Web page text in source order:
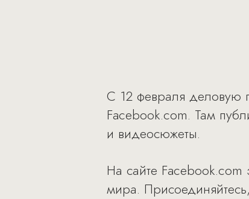
C 12 февраля деловую
Facebook.com. Там
и видеосюжеты.
На сайте Facebook.com
мира.